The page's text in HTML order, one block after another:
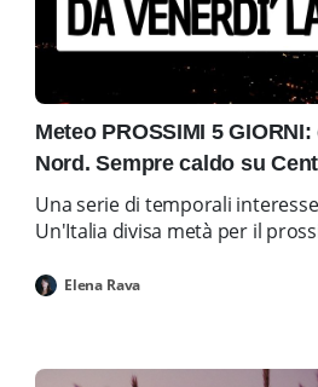
Meteo PROSSIMI 5
Nord. Sempre caldo su
Una serie di temporali
Un'Italia divisa metà per il
Elena Rava